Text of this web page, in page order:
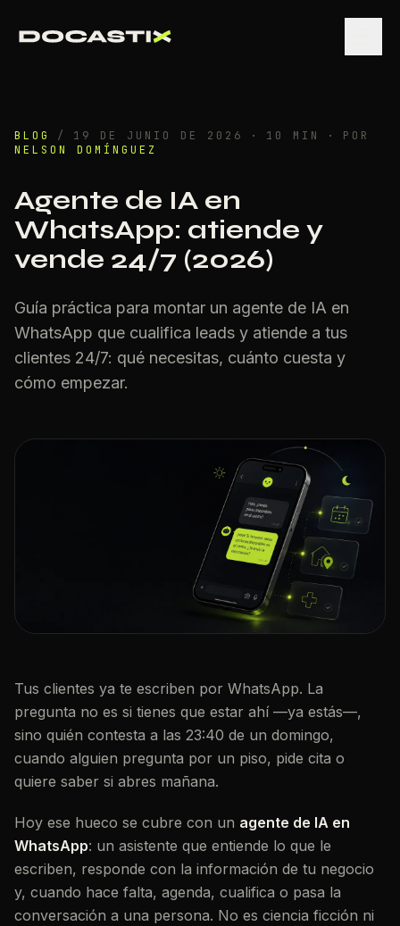
BLOG / 19 DE JUNIO DE 2026 · 10 MIN ·
POR
NELSON DOMÍNGUEZ
Agente de IA en
WhatsApp: atiende y
vende 24/7 (2026)
Guía práctica para montar un agente de IA en
WhatsApp que cualifica leads y atiende a tus
clientes 24/7: qué necesitas, cuánto cuesta y
cómo empezar.
Tus clientes ya te escriben por WhatsApp. La
pregunta no es si tienes que estar ahí —ya estás—,
sino quién contesta a las 23:40 de un domingo,
cuando alguien pregunta por un piso, pide cita o
quiere saber si abres mañana.
Hoy ese hueco se cubre con un agente de IA en
WhatsApp: un asistente que entiende lo que le
escriben, responde con la información de tu negocio
y, cuando hace falta, agenda, cualifica o pasa la
conversación a una persona. No es ciencia ficción ni